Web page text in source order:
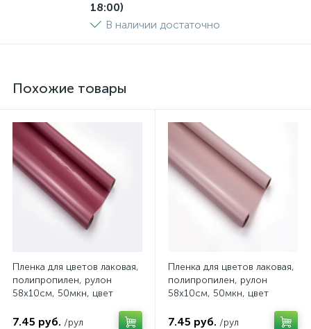
18:00)
В наличии достаточно
Похожие товары
Пленка для цветов лаковая,
полипропилен, рулон
58х10см, 50мкн, цвет
211/08 10В
7.45 руб. /рул
Пленка для цветов лаковая,
полипропилен, рулон
58х10см, 50мкн, цвет
211/07 10В
7.45 руб. /рул